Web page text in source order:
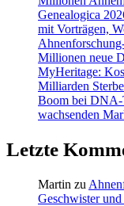
Genealogica
mit Vorträgen,
Millionen neue
MyHeritage:
Milliarden
Boom bei DNA-
wachsenden
Letzte
Martin zu
Geschwister